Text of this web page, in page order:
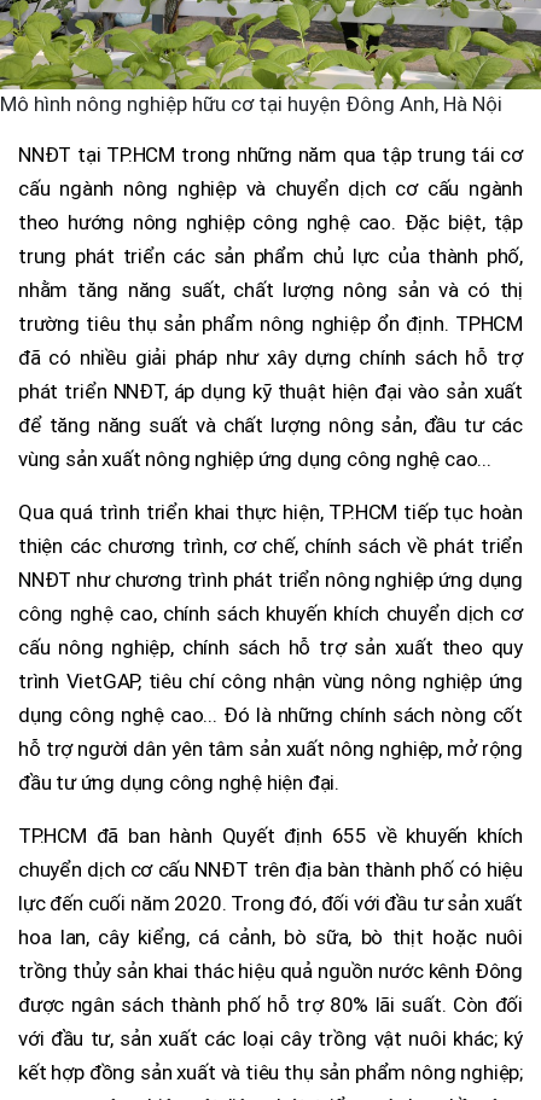
Mô hình nông nghiệp hữu cơ tại huyện Đông Anh, Hà Nội
NNĐT tại TP.HCM trong những năm qua tập trung tái cơ
cấu ngành nông nghiệp và chuyển dịch cơ cấu ngành
theo hướng nông nghiệp công nghệ cao. Đặc biệt, tập
trung phát triển các sản phẩm chủ lực của thành phố,
nhằm tăng năng suất, chất lượng nông sản và có thị
trường tiêu thụ sản phẩm nông nghiệp ổn định. TPHCM
đã có nhiều giải pháp như xây dựng chính sách hỗ trợ
phát triển NNĐT, áp dụng kỹ thuật hiện đại vào sản xuất
để tăng năng suất và chất lượng nông sản, đầu tư các
vùng sản xuất nông nghiệp ứng dụng công nghệ cao...
Qua quá trình triển khai thực hiện, TP.HCM tiếp tục hoàn
thiện các chương trình, cơ chế, chính sách về phát triển
NNĐT như chương trình phát triển nông nghiệp ứng dụng
công nghệ cao, chính sách khuyến khích chuyển dịch cơ
cấu nông nghiệp, chính sách hỗ trợ sản xuất theo quy
trình VietGAP, tiêu chí công nhận vùng nông nghiệp ứng
dụng công nghệ cao... Đó là những chính sách nòng cốt
hỗ trợ người dân yên tâm sản xuất nông nghiệp, mở rộng
đầu tư ứng dụng công nghệ hiện đại.
TP.HCM đã ban hành Quyết định 655 về khuyến khích
chuyển dịch cơ cấu NNĐT trên địa bàn thành phố có hiệu
lực đến cuối năm 2020. Trong đó, đối với đầu tư sản xuất
hoa lan, cây kiểng, cá cảnh, bò sữa, bò thịt hoặc nuôi
trồng thủy sản khai thác hiệu quả nguồn nước kênh Đông
được ngân sách thành phố hỗ trợ 80% lãi suất. Còn đối
với đầu tư, sản xuất các loại cây trồng vật nuôi khác; ký
kết hợp đồng sản xuất và tiêu thụ sản phẩm nông nghiệp;